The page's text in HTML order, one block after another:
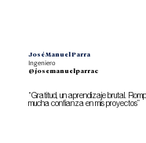
José Manuel Parra
Ingeniero
@josemanuelparrac
“Gratitud, un aprendizaje brutal.
mucha confianza en mis proyectos”